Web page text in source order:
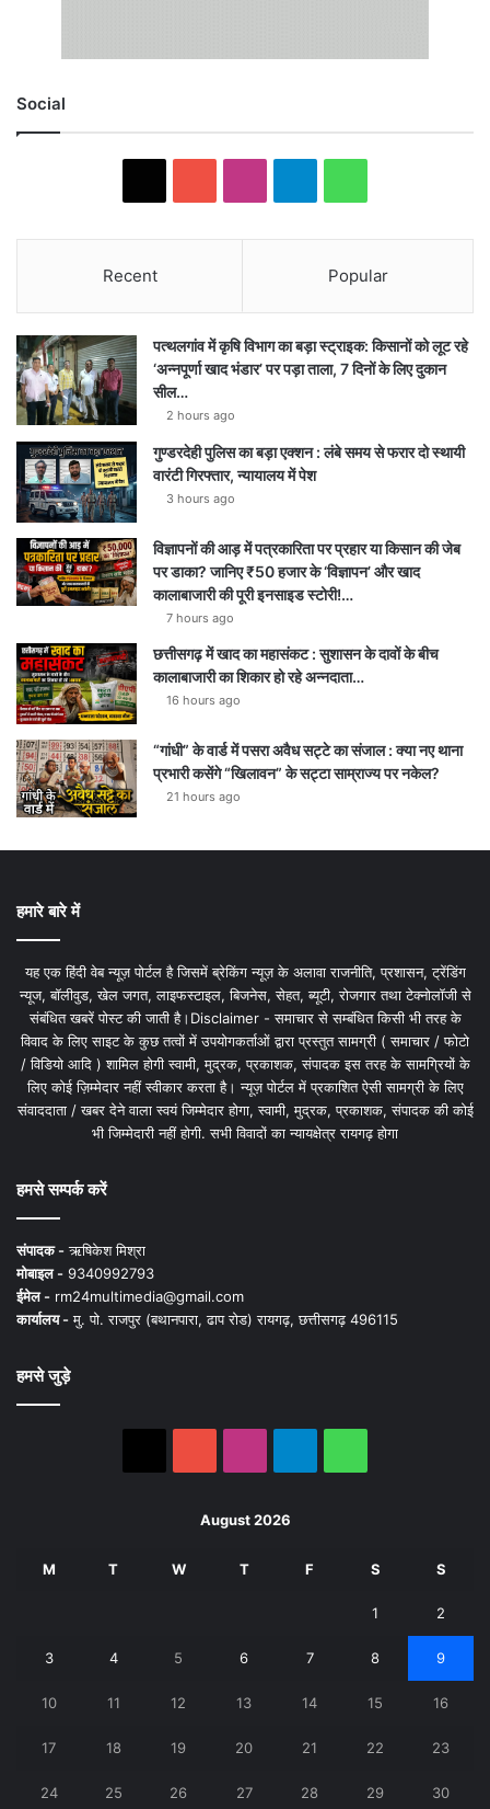
Social
Recent Popular
पत्थलगांव में कृषि विभाग का बड़ा स्ट्राइक: किसानों को लूट रहे
‘अन्नपूर्णा खाद भंडार’ पर पड़ा ताला, 7 दिनों के लिए दुकान
सील…
2 hours ago
गुण्डरदेही पुलिस का बड़ा एक्शन : लंबे समय से फरार दो स्थायी
वारंटी गिरफ्तार, न्यायालय में पेश
3 hours ago
विज्ञापनों की आड़ में पत्रकारिता पर प्रहार या किसान की जेब
पर डाका? जानिए ₹50 हजार के ‘विज्ञापन’ और खाद
कालाबाजारी की पूरी इनसाइड स्टोरी!…
7 hours ago
छत्तीसगढ़ में खाद का महासंकट : सुशासन के दावों के बीच
कालाबाजारी का शिकार हो रहे अन्नदाता…
16 hours ago
“गांधी” के वार्ड में पसरा अवैध सट्टे का संजाल : क्या नए थाना
प्रभारी कसेंगे “खिलावन” के सट्टा साम्राज्य पर नकेल?
21 hours ago
हमारे बारे में
यह एक हिंदी वेब न्यूज़ पोर्टल है जिसमें ब्रेकिंग न्यूज़ के अलावा राजनीति, प्रशासन, ट्रेंडिंग
न्यूज, बॉलीवुड, खेल जगत, लाइफस्टाइल, बिजनेस, सेहत, ब्यूटी, रोजगार तथा टेक्नोलॉजी से
संबंधित खबरें पोस्ट की जाती है।Disclaimer - समाचार से सम्बंधित किसी भी तरह के
विवाद के लिए साइट के कुछ तत्वों में उपयोगकर्ताओं द्वारा प्रस्तुत सामग्री ( समाचार / फोटो
/ विडियो आदि ) शामिल होगी स्वामी, मुद्रक, प्रकाशक, संपादक इस तरह के सामग्रियों के
लिए कोई ज़िम्मेदार नहीं स्वीकार करता है। न्यूज़ पोर्टल में प्रकाशित ऐसी सामग्री के लिए
संवाददाता / खबर देने वाला स्वयं जिम्मेदार होगा, स्वामी, मुद्रक, प्रकाशक, संपादक की कोई
भी जिम्मेदारी नहीं होगी. सभी विवादों का न्यायक्षेत्र रायगढ़ होगा
हमसे सम्पर्क करें
संपादक -ऋषिकेश मिश्रा
मोबाइल - 9340992793
ईमेल - rm24multimedia@gmail.com
कार्यालय -मु. पो. राजपुर (बथानपारा, ढाप रोड) रायगढ़, छत्तीसगढ़ 496115
हमसे जुड़े
August 2026
M T W T F S S
1 2
3 4 5 6 7 8 9
10 11 12 13 14 15 16
17 18 19 20 21 22 23
24 25 26 27 28 29 30